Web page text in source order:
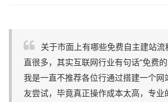
关于市面上有哪些免费自主建站
直很多，其实互联网行业有句话“免费
我是一直不推荐各位行通过搭建一个网
友尝试，毕竟真正操作成本太高，专